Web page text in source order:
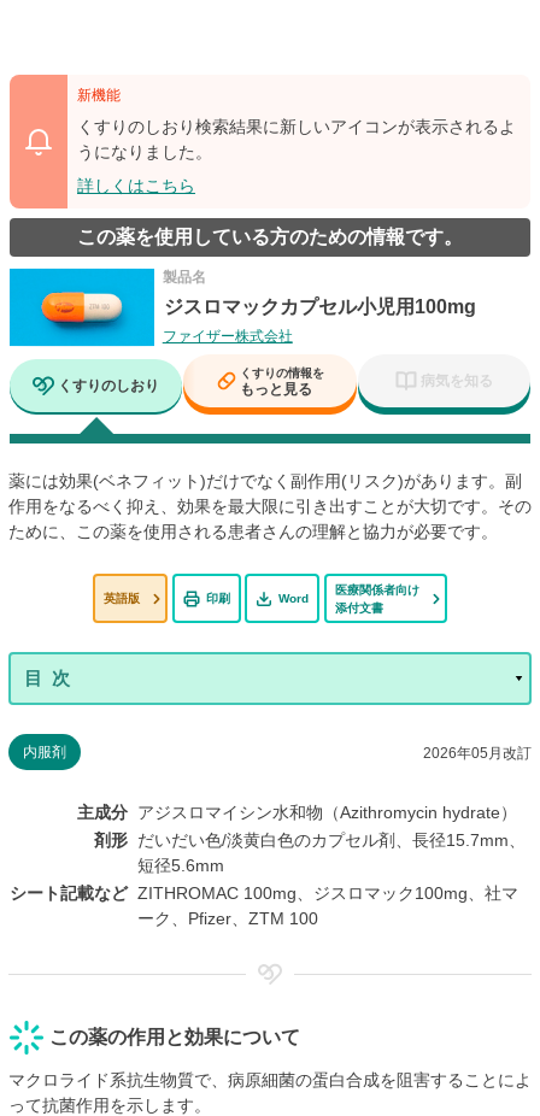
新機能
くすりのしおり検索結果に新しいアイコンが表示されるよ
うになりました。
詳しくはこちら
この薬を使用している方のための情報です。
製品名
ジスロマックカプセル小児用100mg
ファイザー株式会社
くすりのしおり
くすりの情報を
もっと見る 病気を知る
薬には効果(ベネフィット)だけでなく副作用(リスク)があります。副
作用をなるべく抑え、効果を最大限に引き出すことが大切です。その
ために、この薬を使用される患者さんの理解と協力が必要です。
英語版 印刷 Word
医療関係者向け
添付文書
内服剤 2026年05月改訂
主成分 アジスロマイシン水和物（Azithromycin hydrate）
剤形 だいだい色/淡黄白色のカプセル剤、長径15.7mm、
短径5.6mm
シート記載など ZITHROMAC 100mg、ジスロマック100mg、社マ
ーク、Pfizer、ZTM 100
この薬の作用と効果について
マクロライド系抗生物質で、病原細菌の蛋白合成を阻害することによ
って抗菌作用を示します。